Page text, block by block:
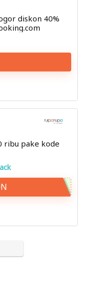
diskon 40%
ribu pake kode